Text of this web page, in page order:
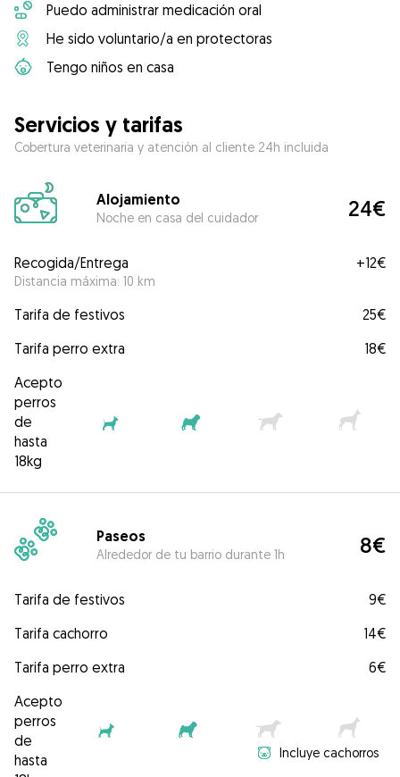
Puedo administrar medicación oral
He sido voluntario/a en protectoras
Tengo niños en casa
Servicios y tarifas
Cobertura veterinaria y atención al cliente 24h incluida
Alojamiento
Noche en casa del cuidador 24€
Recogida/Entrega
Distancia máxima: 10 km
+12€
Tarifa de festivos
25€
Tarifa perro extra
18€
Acepto
perros
de
hasta
18kg
Paseos
Alrededor de tu barrio durante 1h 8€
Tarifa de festivos
9€
Tarifa cachorro
14€
Tarifa perro extra
6€
Acepto
perros
de
hasta
Incluye cachorros